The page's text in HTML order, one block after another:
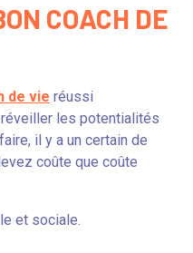
COACH DE
de vie réussi
réveiller les potentialités
il y a un certain de
coûte que coûte
et sociale.